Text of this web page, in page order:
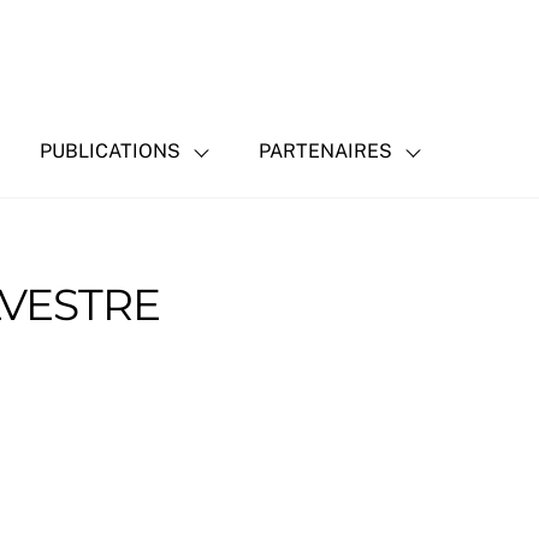
PUBLICATIONS PARTENAIRES